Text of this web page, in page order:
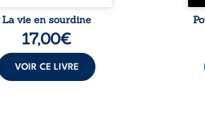
La vie en sourdine
17,00€
VOIR CE LIVRE